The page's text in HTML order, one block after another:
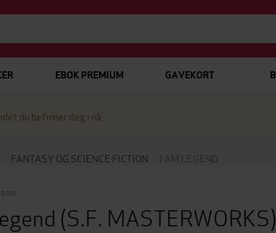
EBOK PREMIUM GAVEKORT
du befinner deg i nå.
FANTASY OG SCIENCE FICTION I AM LEGEND
(S.F. MASTERWORKS)